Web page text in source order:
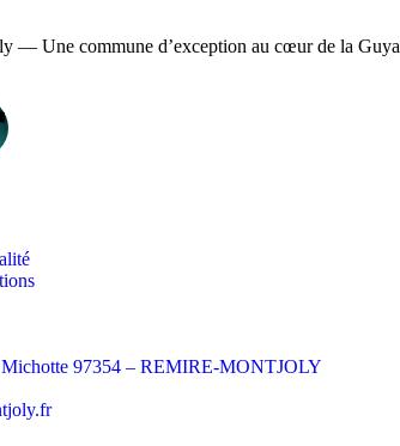
— Une commune d’exception au cœur de la
Michotte 97354 – REMIRE-MONTJOLY